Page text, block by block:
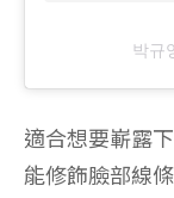
박규
適合想要嶄露
能修飾臉部線